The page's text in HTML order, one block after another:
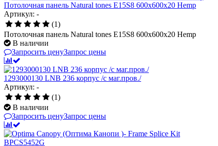
Потолочная панель Natural tones E15S8 600x600x20 Hemp
Артикул: -
(1)
Потолочная панель Natural tones E15S8 600x600x20 Hemp
В наличии
Запросить ценуЗапрос цены
1293000130 LNB 236 корпус /с маг.пров./
Артикул: -
(1)
В наличии
Запросить ценуЗапрос цены